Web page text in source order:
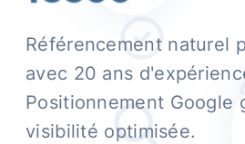
Référencement naturel
avec 20 ans
Positionnement Google
visibilité optimisée.